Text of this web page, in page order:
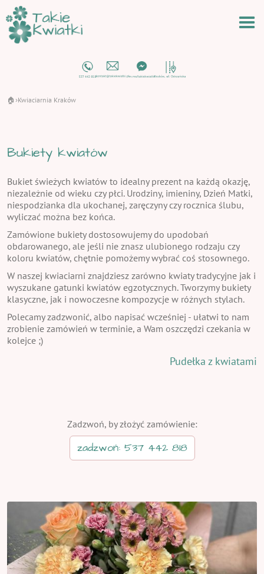
🏠 ›Kwiaciarnia Kraków
Bukiety kwiatów
Bukiet świeżych kwiatów to idealny prezent na każdą okazję,
niezależnie od wieku czy płci. Urodziny, imieniny, Dzień Matki,
niespodzianka dla ukochanej, zaręczyny czy rocznica ślubu,
wyliczać można bez końca.
Zamówione bukiety dostosowujemy do upodobań
obdarowanego, ale jeśli nie znasz ulubionego rodzaju czy
koloru kwiatów, chętnie pomożemy wybrać coś stosownego.
W naszej kwiaciarni znajdziesz zarówno kwiaty tradycyjne jak i
wyszukane gatunki kwiatów egzotycznych. Tworzymy bukiety
klasyczne, jak i nowoczesne kompozycje w różnych stylach.
Polecamy zadzwonić, albo napisać wcześniej - ułatwi to nam
zrobienie zamówień w terminie, a Wam oszczędzi czekania w
kolejce ;)
Pudełka z kwiatami
Zadzwoń, by złożyć zamówienie:
zadzwoń: 537 442 818